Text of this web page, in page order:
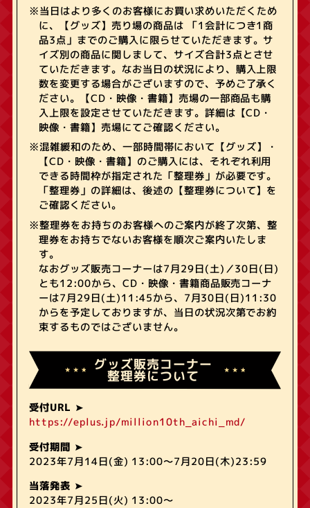
※当日はより多くのお客様にお買い求めいただくため
に、【グッズ】売り場の商品は 「1会計につき1商
品3点」までのご購入に限らせていただきます。サ
イズ別の商品に関しまして、サイズ合計3点とさせ
ていただきます。なお当日の状況により、購入上限
数を変更する場合がございますので、予めご了承く
ださい。【CD・映像・書籍】売場の一部商品も購
入上限を設定させていただきます。詳細は【CD・
映像・書籍】売場にてご確認ください。
※混雑緩和のため、一部時間帯において【グッズ】・
【CD・映像・書籍】のご購入には、それぞれ利用
できる時間枠が指定された「整理券」が必要です。
「整理券」の詳細は、後述の【整理券について】を
ご確認ください。
※整理券をお持ちのお客様へのご案内が終了次第、整
理券をお持ちでないお客様を順次ご案内いたしま
す。
なおグッズ販売コーナーは7月29日(土)／30日(日)
とも12:00から、CD・映像・書籍商品販売コーナ
ーは7月29日(土)11:45から、7月30日(日)11:30
からを予定しておりますが、当日の状況次第でお約
束するものではございません。
グッズ販売コーナー
整理券について
受付URL
https://eplus.jp/million10th_aichi_md/
受付期間
2023年7月14日(金) 13:00～7月20日(木)23:59
当落発表
2023年7月25日(火) 13:00～